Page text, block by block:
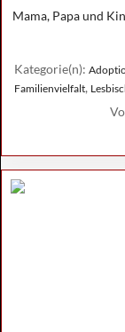
Mama, Papa und
Kategorie(n):
Familienvielfalt,